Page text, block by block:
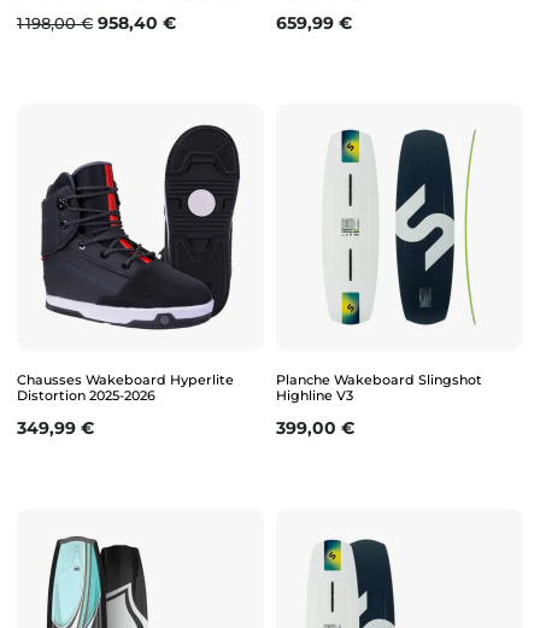
Prix de base
1 198,00 € Prix
958,40 € Prix
659,99 €
Chausses Wakeboard Hyperlite
Distortion 2025-2026
Prix
349,99 €
Planche Wakeboard Slingshot
Highline V3
Prix
399,00 €